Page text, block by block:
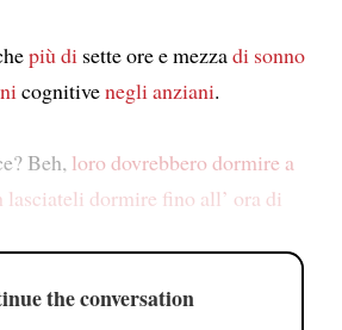
più disette ore e mezzadi sonno
cognitivenegli anziani.
Beh, loro dovrebbero dormire a
lasciateli dormire fino all’ ora di
the conversation